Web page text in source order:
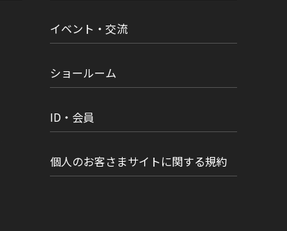
イベント・交流
ショールーム
ID・会員
個人のお客さまサイトに関する規約